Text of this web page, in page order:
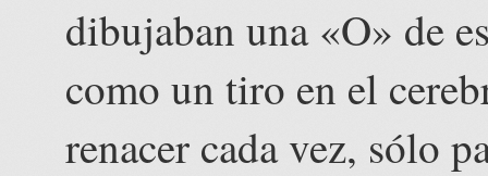
dibujaban una «O» de
como un tiro en el
renacer cada vez, sólo